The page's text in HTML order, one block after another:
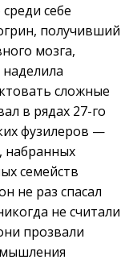
себе
получивший
мозга,
наделила
сложные
в рядах 27-го
фузилеров —
набранных
семейств
не раз спасал
не считали
прозвали
мышления